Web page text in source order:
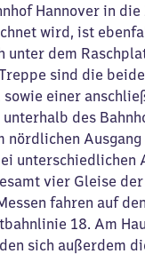
Hannover in
wird, ist
dem
sind die
einer
des
Ausgang
unterschiedlichen
vier Gleise
fahren auf
18. Am
sich außerdem